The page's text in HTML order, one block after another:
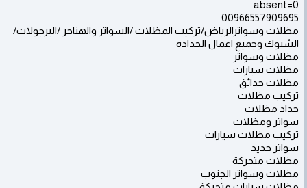
absent=0
00966557909695
مظلات وسواترالرياض/تركيب المظلات /السواتر والهناجر /البرجولات/
الشبوك وجميع اعمال الحداده
مظلات وسواتر
مظلات سيارات
مظلات حدائق
تركيب مظلات
حداد مظلات
سواتر ومظلات
تركيب مظلات سيارات
سواتر حديد
مظلات متحركة
مظلات وسواتر الجنوب